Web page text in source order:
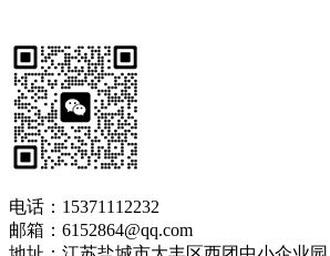
电话：15371112232
邮箱：6152864@qq.com